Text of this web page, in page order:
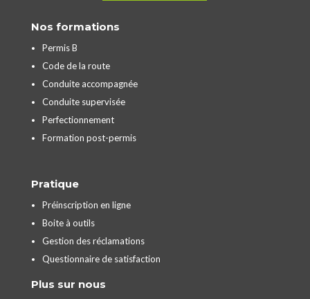
Nos formations
Permis B
Code de la route
Conduite accompagnée
Conduite supervisée
Perfectionnement
Formation post-permis
Pratique
Préinscription en ligne
Boite à outils
Gestion des réclamations
Questionnaire de satisfaction
Plus sur nous